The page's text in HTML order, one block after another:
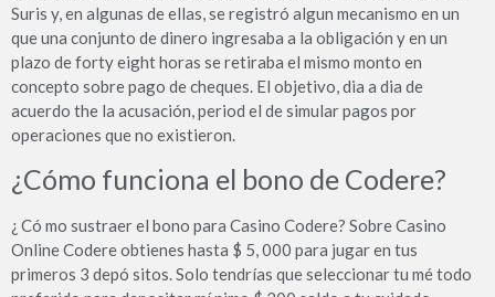
Suris y, en algunas de ellas, se registró algun mecanismo en un
que una conjunto de dinero ingresaba a la obligación y en un
plazo de forty eight horas se retiraba el mismo monto en
concepto sobre pago de cheques. El objetivo, dia a dia de
acuerdo the la acusación, period el de simular pagos por
operaciones que no existieron.
¿Cómo funciona el bono de Codere?
¿ Có mo sustraer el bono para Casino Codere? Sobre Casino
Online Codere obtienes hasta $ 5, 000 para jugar en tus
primeros 3 depó sitos. Solo tendrías que seleccionar tu mé todo